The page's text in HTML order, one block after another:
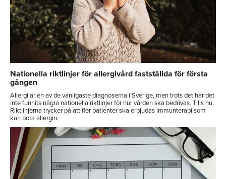
Nationella riktlinjer för allergivård fastställda för första
gången
Allergi är en av de vanligaste diagnoserna i Sverige, men trots det har det
inte funnits några nationella riktlinjer för hur vården ska bedrivas. Tills nu.
Riktlinjerna trycker på att fler patienter ska erbjudas immunterapi som
kan bota allergin.